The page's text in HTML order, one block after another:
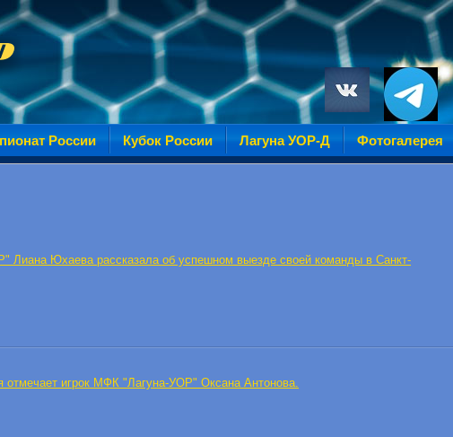
России Кубок России Лагуна УОР-Д Фотогалерея
Лиана Юхаева рассказала об успешном выезде своей команды в Санкт-
отмечает игрок МФК "Лагуна-УОР" Оксана Антонова.